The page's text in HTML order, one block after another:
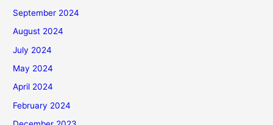
September 2024
August 2024
July 2024
May 2024
April 2024
February 2024